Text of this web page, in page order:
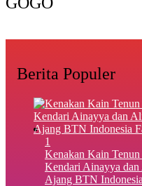
Berita Populer
1
‎Kenakan Kain
Kendari Ainayya
Ajang BTN